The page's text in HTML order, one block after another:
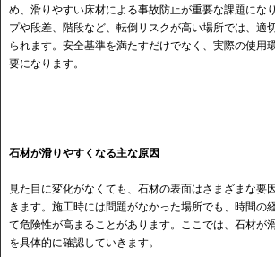
め、滑りやすい床材による事故防止が重要な課題にな
プや段差、階段など、転倒リスクが高い場所では、適
られます。安全基準を満たすだけでなく、実際の使用
要になります。
石材が滑りやすくなる主な原因
見た目に変化がなくても、石材の表面はさまざまな要
きます。施工時には問題がなかった場所でも、時間の
て危険性が高まることがあります。ここでは、石材が
を具体的に確認していきます。